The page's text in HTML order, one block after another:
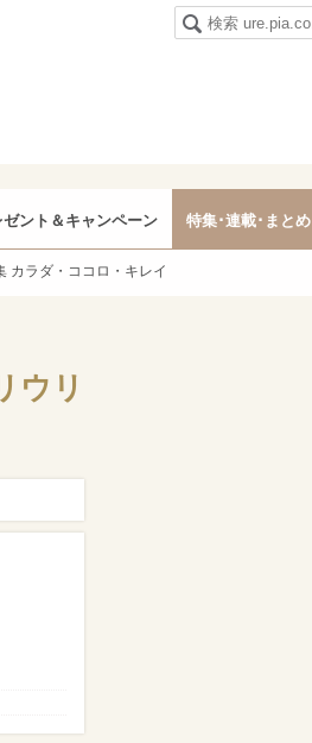
ゼント＆キャンペーン 特集･連載･まとめ
カラダ・ココロ・キレイ
ウリ